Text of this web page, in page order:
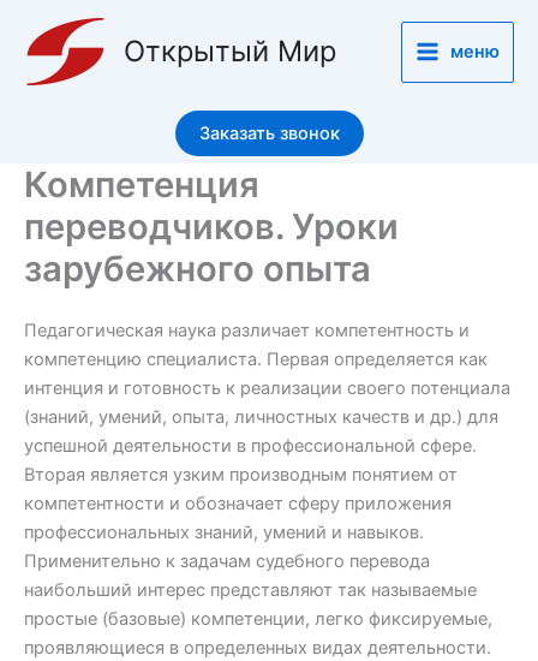
содержимому
Открытый Мир меню
Заказать звонок
Компетенция
переводчиков. Уроки
зарубежного опыта
Педагогическая наука различает компетентность и
компетенцию специалиста. Первая определяется как
интенция и готовность к реализации своего потенциала
(знаний, умений, опыта, личностных качеств и др.) для
успешной деятельности в профессиональной сфере.
Вторая является узким производным понятием от
компетентности и обозначает сферу приложения
профессиональных знаний, умений и навыков.
Применительно к задачам судебного перевода
наибольший интерес представляют так называемые
простые (базовые) компетенции, легко фиксируемые,
проявляющиеся в определенных видах деятельности.